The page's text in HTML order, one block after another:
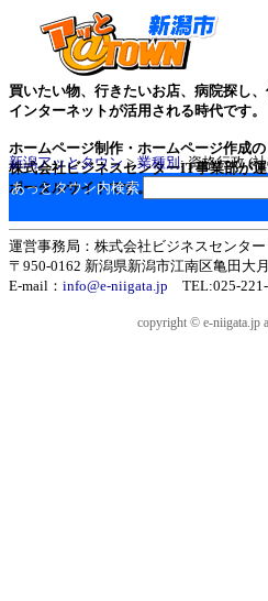
買いたい物、行きたいお店、病院探し
インターネットが活用される時代です。
ホームページ制作・ホームページ作成の
株式会社ビジネスセンターIT事業部が
ポータルサイトです。
新潟アッとタウン>業種別: 資格行政 (
あっとタウン内検索
運営事務局：株式会社ビジネスセンター
〒950-0162 新潟県新潟市江南区亀田大
E-mail： info@e-niigata.jp TEL:025-
copyright © e-niigata.jp